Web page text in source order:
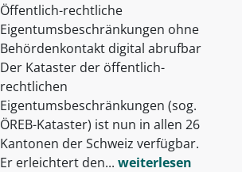
Öffentlich-rechtliche
Eigentumsbeschränkungen ohne
Behördenkontakt digital abrufbar
Der Kataster der öffentlich-
rechtlichen
Eigentumsbeschränkungen (sog.
ÖREB-Kataster) ist nun in allen 26
Kantonen der Schweiz verfügbar.
Er erleichtert den... weiterlesen